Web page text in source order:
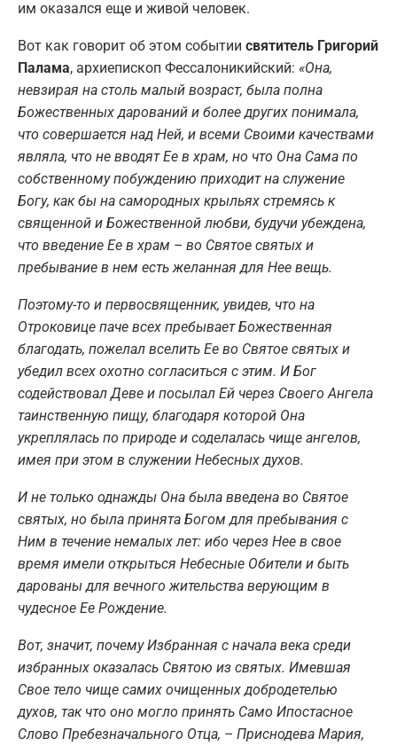
им оказался еще и живой человек.
Вот как говорит об этом событии святитель Григорий
Палама, архиепископ Фессалоникийский: «Она,
невзирая на столь малый возраст, была полна
Божественных дарований и более других понимала,
что совершается над Ней, и всеми Своими качествами
являла, что не вводят Ее в храм, но что Она Сама по
собственному побуждению приходит на служение
Богу, как бы на самородных крыльях стремясь к
священной и Божественной любви, будучи убеждена,
что введение Ее в храм – во Святое святых и
пребывание в нем есть желанная для Нее вещь.
Поэтому-то и первосвященник, увидев, что на
Отроковице паче всех пребывает Божественная
благодать, пожелал вселить Ее во Святое святых и
убедил всех охотно согласиться с этим. И Бог
содействовал Деве и посылал Ей через Своего Ангела
таинственную пищу, благодаря которой Она
укреплялась по природе и соделалась чище ангелов,
имея при этом в служении Небесных духов.
И не только однажды Она была введена во Святое
святых, но была принята Богом для пребывания с
Ним в течение немалых лет: ибо через Нее в свое
время имели открыться Небесные Обители и быть
дарованы для вечного жительства верующим в
чудесное Ее Рождение.
Вот, значит, почему Избранная с начала века среди
избранных оказалась Святою из святых. Имевшая
Свое тело чище самих очищенных добродетелью
духов, так что оно могло принять Само Ипостасное
Слово Пребезначального Отца, – Приснодева Мария,